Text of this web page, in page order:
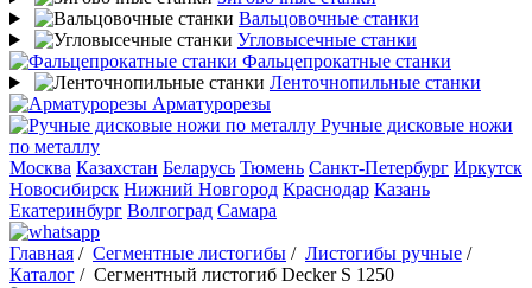
Вальцовочные станки
Угловысечные станки
Фальцепрокатные станки
Ленточнопильные станки
Арматурорезы
Ручные дисковые ножи
по металлу
Москва Казахстан Беларусь Тюмень Санкт-Петербург Иркутск
Новосибирск Нижний Новгород Краснодар Казань
Екатеринбург Волгоград Самара
Главная / Сегментные листогибы / Листогибы ручные /
Каталог / Сегментный листогиб Decker S 1250